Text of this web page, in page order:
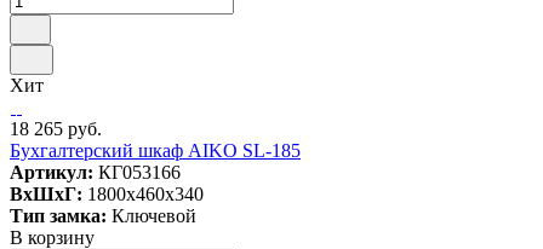
Хит
18 265 руб.
Бухгалтерский шкаф AIKO SL-185
Артикул: КГ053166
ВxШxГ: 1800x460x340
Тип замка: Ключевой
В корзину